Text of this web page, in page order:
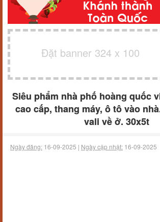
Đặt banner 324 x 100
Siêu phẩm nhà phố hoàng quốc
cao cấp, thang máy, ô tô vào
vali về ở. 30x5t
Ngày đăng: 16-09-2025 | Ngày cập nhật: 16-09-2025